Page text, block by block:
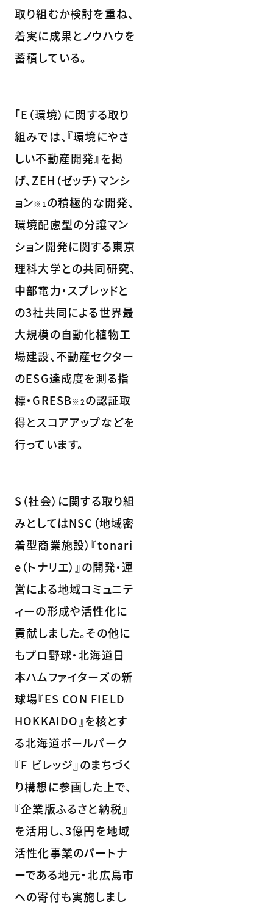
取り組むか検討を重ね、
着実に成果とノウハウを
蓄積している。
「E（環境）に関する取り
組みでは、『環境にやさ
しい不動産開発』を掲
げ、ZEH（ゼッチ）マンシ
ョン※1の積極的な開発、
環境配慮型の分譲マン
ション開発に関する東京
理科大学との共同研究、
中部電力・スプレッドと
の3社共同による世界最
大規模の自動化植物工
場建設、不動産セクター
のESG達成度を測る指
標・GRESB※2の認証取
得とスコアアップなどを
行っています。
S（社会）に関する取り組
みとしてはNSC（地域密
着型商業施設）『tonari
e（トナリエ）』の開発・運
営による地域コミュニテ
ィーの形成や活性化に
貢献しました。その他に
もプロ野球・北海道日
本ハムファイターズの新
球場『ES CON FIELD
HOKKAIDO』を核とす
る北海道ボールパーク
『F ビレッジ』のまちづく
り構想に参画した上で、
『企業版ふるさと納税』
を活用し、3億円を地域
活性化事業のパートナ
ーである地元・北広島市
への寄付も実施しまし